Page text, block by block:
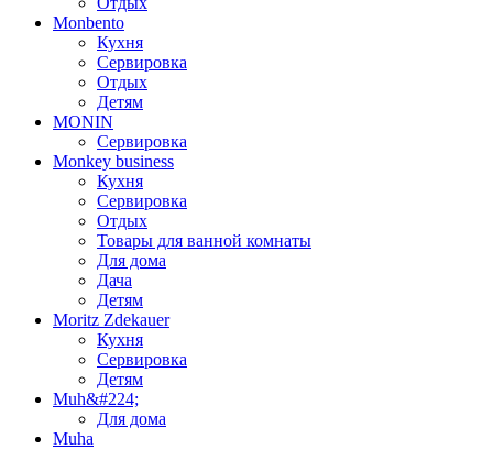
Monbento
Кухня
Сервировка
Отдых
Детям
MONIN
Сервировка
Monkey business
Кухня
Сервировка
Отдых
Товары для ванной комнаты
Для дома
Дача
Детям
Moritz Zdekauer
Кухня
Сервировка
Детям
Muh&#224;
Для дома
Muha